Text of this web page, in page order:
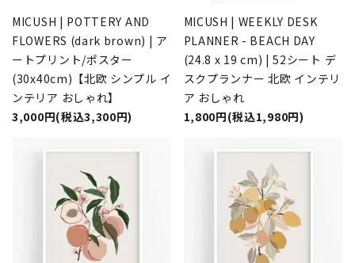
MICUSH | POTTERY AND
FLOWERS (dark brown) | ア
ートプリント/ポスター
(30x40cm)【北欧 シンプル イ
ンテリア おしゃれ】
3,000円(税込3,300円)
MICUSH | WEEKLY DESK
PLANNER - BEACH DAY
(24.8 x 19 cm) | 52シート デ
スクプランナー 北欧 インテリ
ア おしゃれ
1,800円(税込1,980円)